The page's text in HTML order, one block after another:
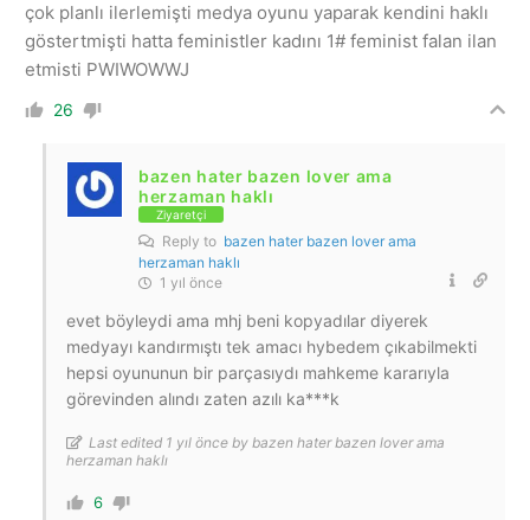
çok planlı ilerlemişti medya oyunu yaparak kendini haklı
göstertmişti hatta feministler kadını 1# feminist falan ilan
etmisti PWIWOWWJ
26
bazen hater bazen lover ama
herzaman haklı
Ziyaretçi
Reply to bazen hater bazen lover ama
herzaman haklı
1 yıl önce
evet böyleydi ama mhj beni kopyadılar diyerek
medyayı kandırmıştı tek amacı hybedem çıkabilmekti
hepsi oyununun bir parçasıydı mahkeme kararıyla
görevinden alındı zaten azılı ka***k
Last edited 1 yıl önce by bazen hater bazen lover ama
herzaman haklı
6